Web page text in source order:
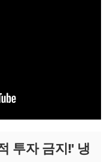
투자 금지!' 냉